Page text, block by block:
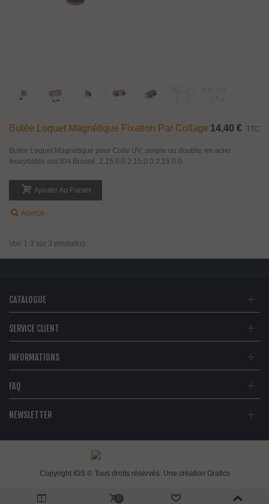
Butée Loquet Magnétique Fixation Par Collage 14,40 € TTC
Butée Loquet Magnétique pour Colle UV, simple ou double, en acier
Inoxydable aisi304 Brossé. 2.15.0.0 2.15.0.0 2.15.0.0
Ajouter Au Panier
Aperçu
Voir 1-3 sur 3 produit(s)
CATALOGUE
SERVICE CLIENT
INFORMATIONS
FAQ
NEWSLETTER
Copyright IGS © Tous droits réservés. Une création Grafics
0